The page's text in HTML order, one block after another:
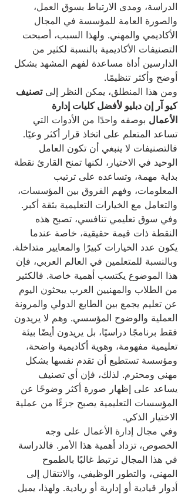
الدراسة، ومدى الارتباط بسوق العمل،
والصورة العامة للمؤسسة في المجال
الأكاديمي والمهني. ولهذا السبب، أصبحت
التصنيفات الأكاديمية بالنسبة لكثير من
الدارسين أداة مساعدة لفهم المشهد بشكل
أوضح وأكثر تنظيمًا.
ومن هذا المنطلق، يمكن النظر إلى تصنيف
كيو آر إن دبليو لأفضل كليات إدارة
الأعمال بوصفه واحدًا من الأدوات التي
تساعد المتعلم على اتخاذ قرار أكثر وعيًا.
فالتصنيفات لا ينبغي أن تكون العامل
الوحيد في الاختيار، لكنها تمنح القارئ نقطة
بداية مهمة، وتساعده على ترتيب
المعلومات، وفهم الفروق بين المؤسسات،
والتعامل مع الخيارات التعليمية بثقة أكبر.
وفي سوق تعليمي تنافسي، تصبح هذه
النقطة ذات قيمة حقيقية، خاصة عندما
يكون عدد الخيارات كبيرًا والمعايير متداخلة.
وبالنسبة للمتعلمين في العالم العربي، فإن
هذا الموضوع يكتسب أهمية خاصة. فالكثير
من الطلاب والمهنيين العرب يبحثون اليوم
عن تعليم يجمع بين الطابع الدولي والمرونة
العملية والوضوح المؤسسي. وهم لا يريدون
فقط برنامجًا دراسيًا، بل يريدون أيضًا بيئة
تعليمية مفهومة، وهوية أكاديمية واضحة،
ومؤسسة تستطيع أن تقدم نفسها بشكل
مهني ومحترم. لذلك، فإن أي تصنيف
يساعد على إظهار صورة أكثر وضوحًا عن
المؤسسات التعليمية يصبح جزءًا من عملية
الاختيار الذكي.
وفي مجال إدارة الأعمال على وجه
الخصوص، تزداد أهمية هذا الأمر. فالدراسة
في هذا المجال ترتبط غالبًا بالطموح
المهني، والتطور الوظيفي، والانتقال إلى
أدوار قيادية أو إدارية أو ريادية. ولهذا، يميل